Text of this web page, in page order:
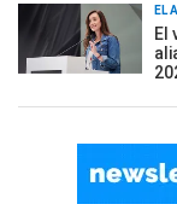
EL
El